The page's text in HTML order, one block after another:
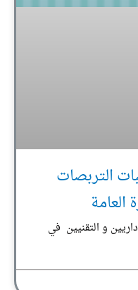
التربصات
و التقنيين في